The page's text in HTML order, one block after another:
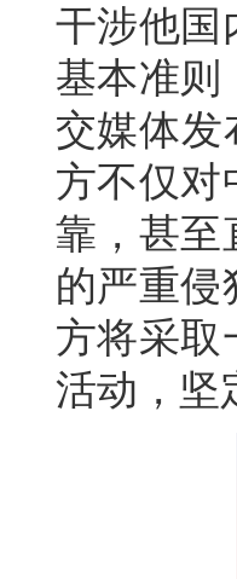
干涉他国
基本准则
交媒体发
方不仅对
靠，甚至
的严重侵
方将采取
活动，坚